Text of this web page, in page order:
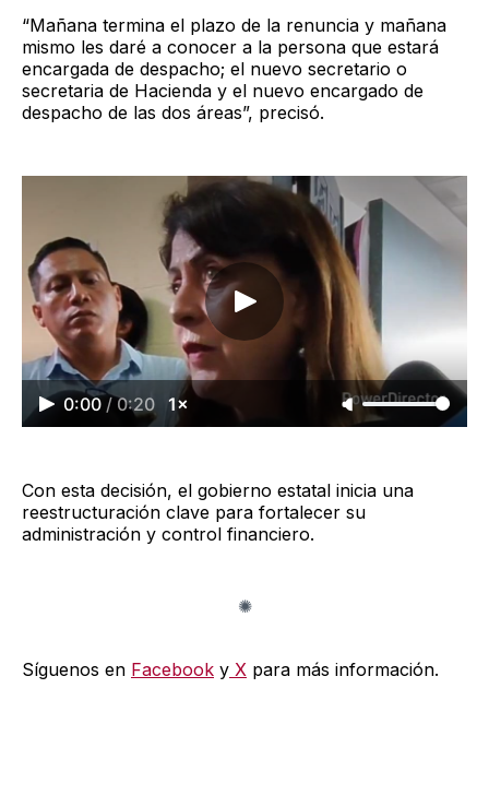
“Mañana termina el plazo de la renuncia y mañana
mismo les daré a conocer a la persona que estará
encargada de despacho; el nuevo secretario o
secretaria de Hacienda y el nuevo encargado de
despacho de las dos áreas”, precisó.
0:00 / 0:20 1×
Con esta decisión, el gobierno estatal inicia una
reestructuración clave para fortalecer su
administración y control financiero.
Síguenos en Facebook y X para más información.